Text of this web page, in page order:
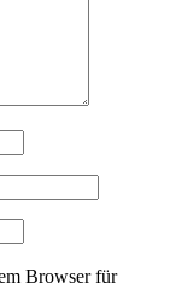
Browser für